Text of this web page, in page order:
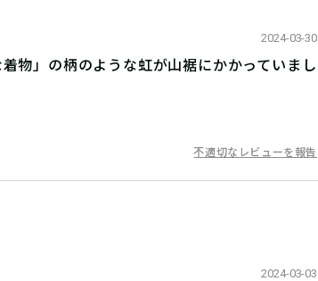
2024-03-30
物」の柄のような虹が山裾にかかっていまし
不適切なレビューを報告
2024-03-03